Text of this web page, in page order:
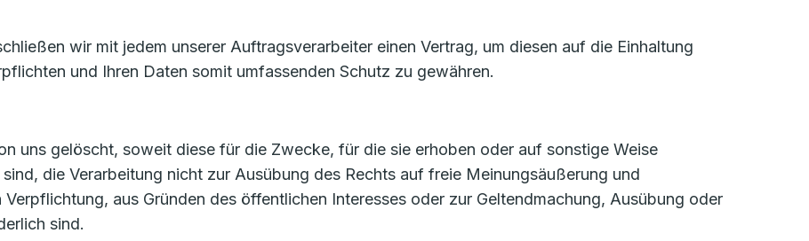
wir mit jedem unserer Auftragsverarbeiter einen Vertrag, um diesen auf die Einhaltung
und Ihren Daten somit umfassenden Schutz zu gewähren.
uns gelöscht, soweit diese für die Zwecke, für die sie erhoben oder auf sonstige Weise
die Verarbeitung nicht zur Ausübung des Rechts auf freie Meinungsäußerung und
aus Gründen des öffentlichen Interesses oder zur Geltendmachung, Ausübung oder
sind.